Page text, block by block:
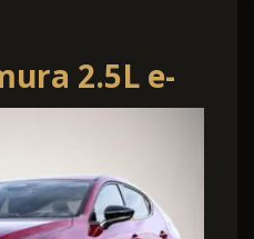
2.5L e-
6AT